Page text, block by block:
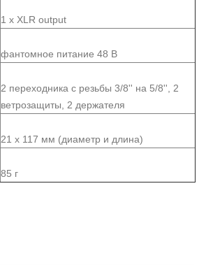
1 x XLR output
фантомное питание 48 В
2 переходника с резьбы 3/8'' на 5/8'', 2
ветрозащиты, 2 держателя
21 x 117 мм (диаметр и длина)
85 г